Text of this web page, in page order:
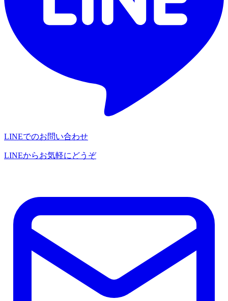
LINEでのお問い合わせ
LINEからお気軽にどうぞ